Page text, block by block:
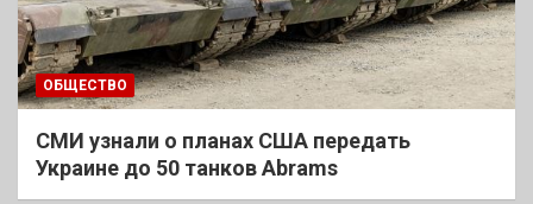
ОБЩЕСТВО
СМИ узнали о планах США передать
Украине до 50 танков Abrams